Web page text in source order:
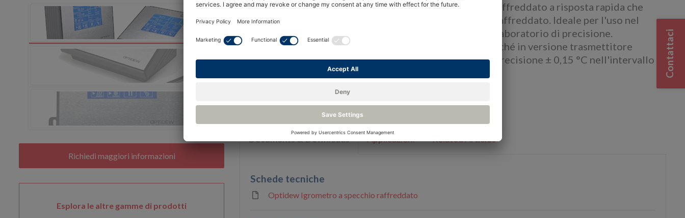
Esplora le altre gamme di prodotti
Optidew 401 e Optidew 501 sono igrometri a specchio raffreddato a risposta rapida che
utilizzano gli ultimi sviluppi della tecnologia a specchio raffreddato. Ideale per l'uso nel
controllo dell'umidità industriale e nelle applicazioni di laboratorio di precisione.
Disponibile nelle configurazioni da banco e a parete, nonché in versione trasmettitore
dell'Optidew 501 (senza display). Caratterizzato da una precisione ± 0,15 °C nell'intervallo di
misurazione del dew-point da -40 a +120 °C.
Documents & Downloads Applicazioni Related Articles
Schede tecniche
Optidew Igrometro a specchio raffreddato
Contattaci